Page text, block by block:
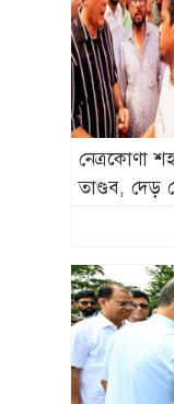
নেত্রকোণা
তাণ্ডব, দেড়